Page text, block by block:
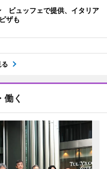
ビュッフェで提供、イタリア
ザも
る
働く